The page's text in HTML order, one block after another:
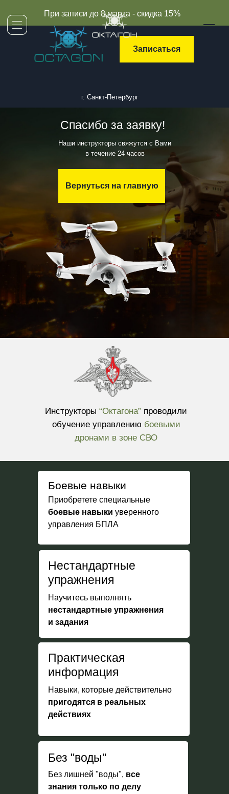
При записи до 8 марта - скидка 15%
Записаться
г. Санкт-Петербург
Спасибо за заявку!
Вернуться на главную
Наши инструкторы свяжутся с Вами
в течение 24 часов
Инструкторы “Октагона” проводили
обучение управлению боевыми
дронами в зоне СВО
Без "воды"
Боевые навыки
Нестандартные
упражнения
Практическая
информация
Без лишней "воды", все
знания только по делу
Приобретете специальные
боевые навыки уверенного
управления БПЛА
Научитесь выполнять
нестандартные упражнения
и задания
Навыки, которые действительно
пригодятся в реальных
действиях